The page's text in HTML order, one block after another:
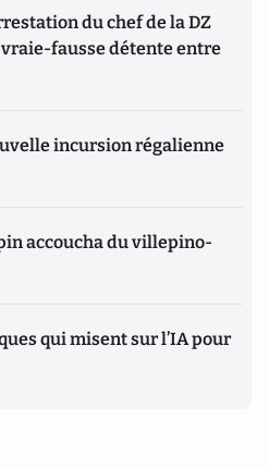
du chef de la DZ
vraie-fausse détente entre
incursion régalienne
accoucha du villepino-
qui misent sur l’IA pour